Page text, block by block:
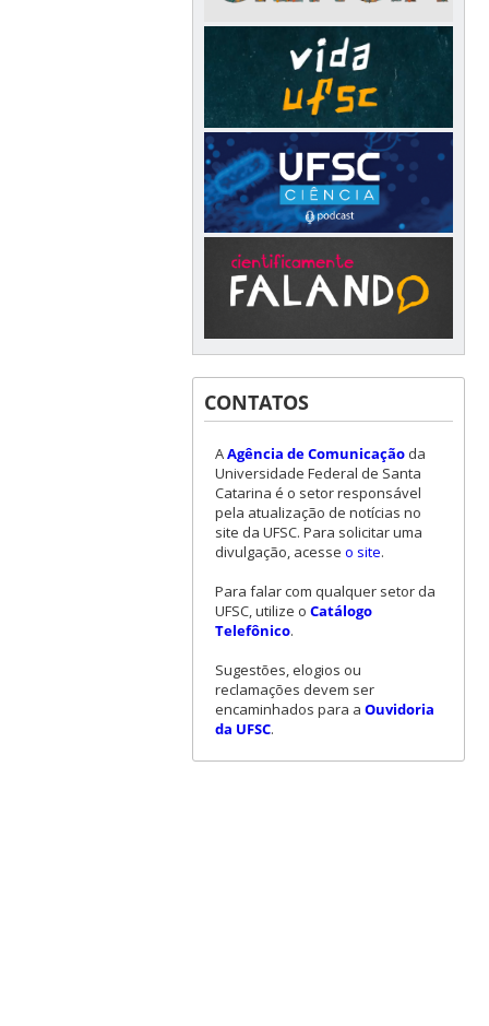
CONTATOS
AAgência de Comunicaçãoda
Universidade Federal de Santa
Catarina é o setor responsável
pela atualização de notícias no
site da UFSC. Para solicitar uma
divulgação, acesse o site.
Para falar com qualquer setor da
UFSC, utilize o Catálogo
Telefônico.
Sugestões, elogios ou
reclamações devem ser
encaminhados para a Ouvidoria
da UFSC.